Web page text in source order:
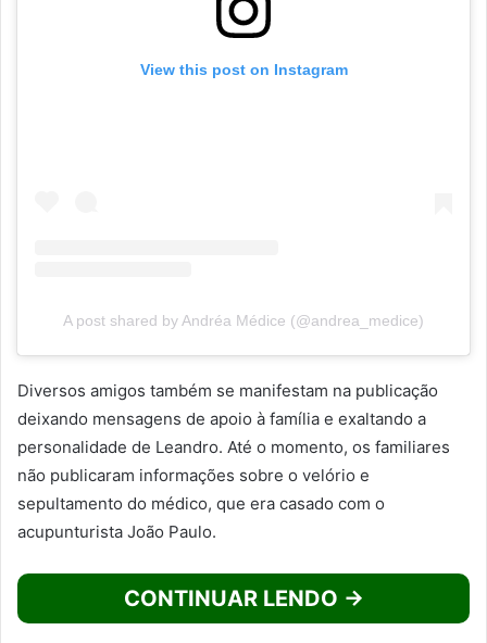
View this post on Instagram
A post shared by Andréa Médice (@andrea_medice)
Diversos amigos também se manifestam na publicação
deixando mensagens de apoio à família e exaltando a
personalidade de Leandro. Até o momento, os familiares
não publicaram informações sobre o velório e
sepultamento do médico, que era casado com o
acupunturista João Paulo.
CONTINUAR LENDO →